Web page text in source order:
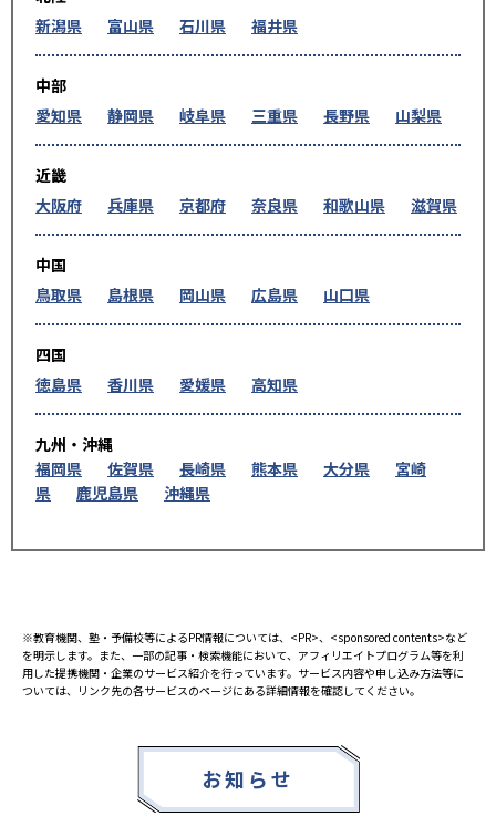
新潟県
富山県 石川県 福井県
中部
愛知県
静岡県 岐阜県 三重県 長野県 山梨県
近畿
大阪府
兵庫県 京都府 奈良県 和歌山県 滋賀県
中国
鳥取県
島根県 岡山県 広島県 山口県
四国
徳島県
香川県 愛媛県 高知県
九州・沖縄
福岡県
佐賀県 長崎県 熊本県 大分県
宮崎
県
鹿児島県 沖縄県
※教育機関、塾・予備校等によるPR情報については、<PR>、<sponsored contents>など
を明示します。また、一部の記事・検索機能において、アフィリエイトプログラム等を利
用した提携機関・企業のサービス紹介を行っています。サービス内容や申し込み方法等に
ついては、リンク先の各サービスのページにある詳細情報を確認してください。
お知らせ